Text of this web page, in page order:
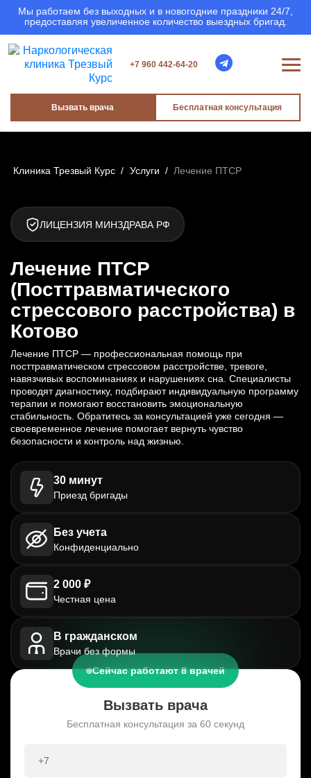
Мы работаем без выходных и в новогодние праздники 24/7,
предоставляя увеличенное количество выездных бригад.
+7 960 442-64-20
Вызвать врача Бесплатная консультация
Клиника Трезвый Курс / Услуги / Лечение ПТСР
ЛИЦЕНЗИЯ МИНЗДРАВА РФ
Лечение ПТСР
(Посттравматического
стрессового расстройства) в
Котово
Лечение ПТСР — профессиональная помощь при
посттравматическом стрессовом расстройстве, тревоге,
навязчивых воспоминаниях и нарушениях сна. Специалисты
проводят диагностику, подбирают индивидуальную программу
терапии и помогают восстановить эмоциональную
стабильность. Обратитесь за консультацией уже сегодня —
своевременное лечение помогает вернуть чувство
безопасности и контроль над жизнью.
30 минут
Приезд бригады
Без учета
Конфиденциально
2 000 ₽
Честная цена
В гражданском
Врачи без формы
Сейчас работают 8 врачей
Вызвать врача
Бесплатная консультация за 60 секунд